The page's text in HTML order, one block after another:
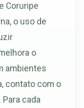
Coruripe
o uso de
o
ambientes
contato com o
cada